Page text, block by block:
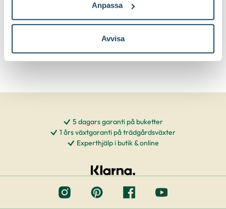
Anpassa
Avvisa
Välj butik
till Kruka Botanica produktsida
89 90
Välj butik
till Hasselfors P-
5 dagars garanti på buketter
1 års växtgaranti på trädgårdsväxter
Experthjälp i butik & online